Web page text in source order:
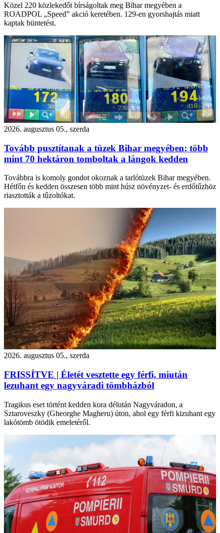
Közel 220 közlekedőt bírságoltak meg Bihar megyében a
ROADPOL „Speed” akció keretében. 129-en gyorshajtás miatt
kaptak büntetést.
2026. augusztus 05., szerda
Tovább pusztítanak a tüzek Bihar megyében: több
mint 70 hektáron tomboltak a lángok kedden
Továbbra is komoly gondot okoznak a tarlótüzek Bihar megyében.
Hétfőn és kedden összesen több mint húsz növényzet- és erdőtűzhöz
riasztották a tűzoltókat.
2026. augusztus 05., szerda
FRISSÍTVE | Életét vesztette egy férfi, miután
lezuhant egy nagyváradi tömbházból
Tragikus eset történt kedden kora délután Nagyváradon, a
Sztaroveszky (Gheorghe Magheru) úton, ahol egy férfi kizuhant egy
lakótömb ötödik emeletéről.